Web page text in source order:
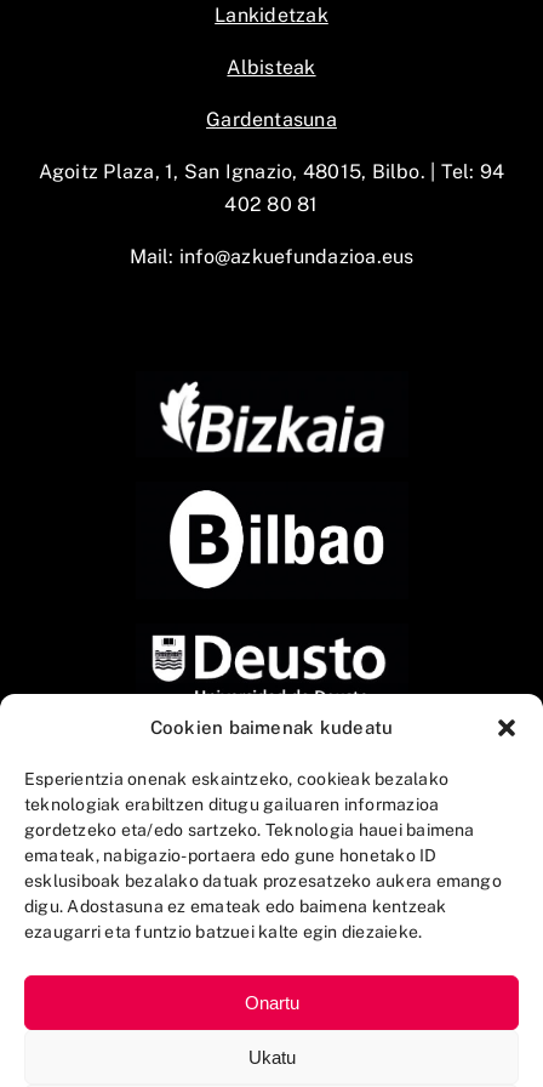
Cookien baimenak kudeatu
Esperientzia onenak eskaintzeko, cookieak bezalako
teknologiak erabiltzen ditugu gailuaren informazioa
gordetzeko eta/edo sartzeko. Teknologia hauei baimena
emateak, nabigazio-portaera edo gune honetako ID
esklusiboak bezalako datuak prozesatzeko aukera emango
digu. Adostasuna ez emateak edo baimena kentzeak
ezaugarri eta funtzio batzuei kalte egin diezaieke.
Onartu
Ukatu
Lankidetzak
Albisteak
Gardentasuna
Agoitz Plaza, 1, San Ignazio, 48015, Bilbo. | Tel: 94
402 80 81
Mail: info@azkuefundazioa.eus